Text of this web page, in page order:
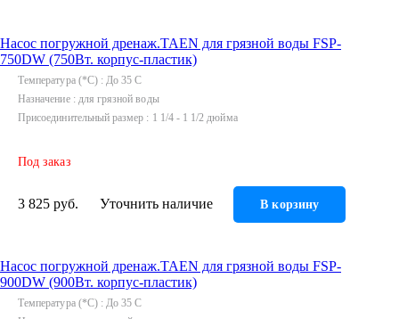
Насос погружной дренаж.TAEN для грязной воды FSP-
750DW (750Вт. корпус-пластик)
Температура (*С)
До 35 C
Назначение
для грязной воды
Присоединительный размер
1 1/4 - 1 1/2 дюйма
Под заказ
3 825 руб. Уточнить наличие В корзину
Насос погружной дренаж.TAEN для грязной воды FSP-
900DW (900Вт. корпус-пластик)
Температура (*С)
До 35 C
Прокладки (Фум. лен. нить) и комплектующие